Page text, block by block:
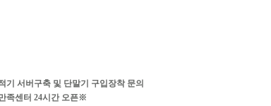
기 서버구축 및 단말기 구입장착 문의
족센터 24시간 오픈※